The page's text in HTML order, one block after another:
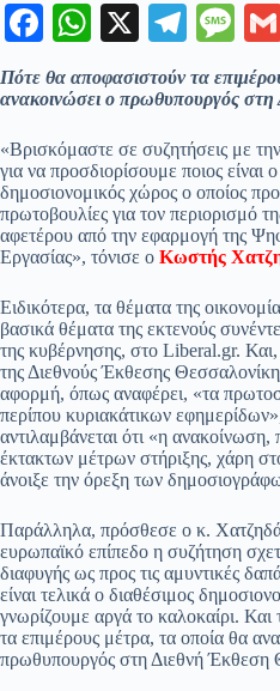
Fa
ce
bo
ok
W
ts
A
pp
X
Te
gr
a
m
M
es
sa
ge
Πότε θα αποφασιστούν τα
ανακοινώσει ο πρωθυπουργός
«Βρισκόμαστε σε συζητήσεις με
για να προσδιορίσουμε ποιος είναι
δημοσιονομικός χώρος ο οποίος
πρωτοβουλίες για τον περιορισμό
αφετέρου από την εφαρμογή της
Εργασίας», τόνισε ο Κωστής
Ειδικότερα, τα θέματα της
βασικά θέματα της εκτενούς
της κυβέρνησης, στο Liberal.gr.
της Διεθνούς Έκθεσης
αφορμή, όπως αναφέρει, «τα
περίπου κυριακάτικων
αντιλαμβάνεται ότι «η ανακοίνωση,
έκτακτων μέτρων στήριξης, χάρη
άνοιξε την όρεξη των
Παράλληλα, πρόσθεσε ο κ.
ευρωπαϊκό επίπεδο η συζήτηση
διαφυγής ως προς τις αμυντικές
είναι τελικά ο διαθέσιμος
γνωρίζουμε αργά το καλοκαίρι.
τα επιμέρους μέτρα, τα οποία θα
πρωθυπουργός στη Διεθνή Έκθεση